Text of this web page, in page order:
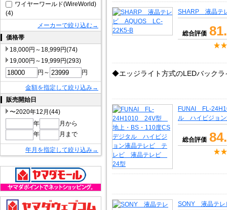
ワイヤーワールド(WireWorld)
(4)
メーカーで絞り込む→
価格帯
18,000円～18,999円(74)
19,000円～19,999円(293)
円～
円
金額を指定して絞り込み→
販売開始日
〜2020年12月(44)
年
月から
年
月まで
年月を指定して絞り込み→
SHARP 液晶テ
総合評価
◆エッジライト方式のLEDバックラ
FUNAI FL-
ル ハイビジョ
総合評価
SONY 液晶テ